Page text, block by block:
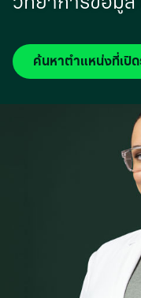
ค้นหาตำแหน่งที่เปิ